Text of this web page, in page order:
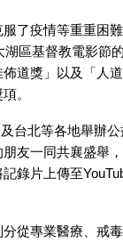
了疫情等重重困
區基督教電影節
佈道獎」以及「人
。
台北等各地舉辦
友一同共襄盛舉
錄片上傳至
從專業醫療、戒